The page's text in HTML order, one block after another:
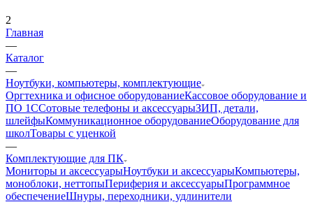
2
Главная
—
Каталог
—
Ноутбуки, компьютеры, комплектующие
Оргтехника и офисное оборудованиеКассовое оборудование и
ПО 1ССотовые телефоны и аксессуарыЗИП, детали,
шлейфыКоммуникационное оборудованиеОборудование для
школТовары с уценкой
—
Комплектующие для ПК
Мониторы и аксессуарыНоутбуки и аксессуарыКомпьютеры,
моноблоки, неттопыПериферия и аксессуарыПрограммное
обеспечениеШнуры, переходники, удлинители